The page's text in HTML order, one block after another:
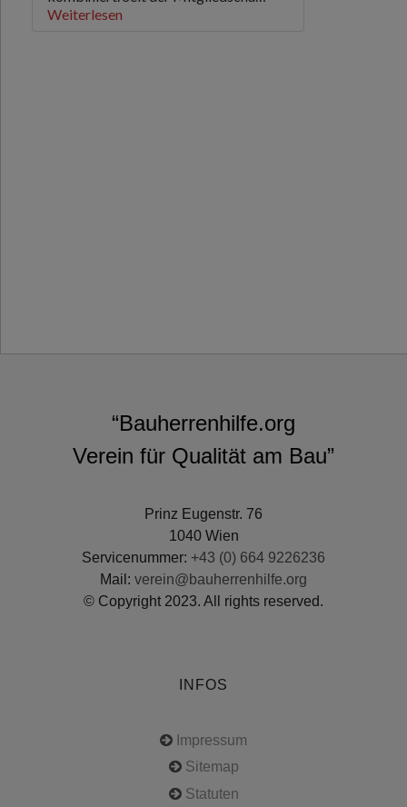
“Bauherrenhilfe.org
Verein für Qualität am Bau”
Prinz Eugenstr. 76
1040 Wien
Servicenummer: +43 (0) 664 9226236
Mail: verein@bauherrenhilfe.org
© Copyright 2023. All rights reserved.
INFOS
Impressum
Sitemap
Statuten